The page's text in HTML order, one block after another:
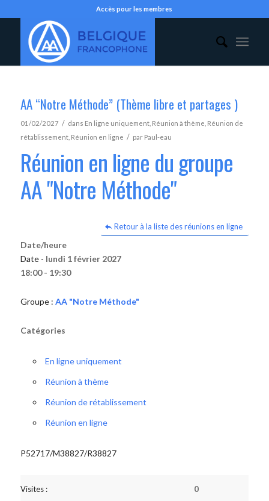
Accès pour les membres
AA “Notre Méthode” (Thème libre et partages )
01/02/2027 / dans En ligne uniquement, Réunion à thème Réunion de
rétablissement, Réunion en ligne / par Paul-eau
Réunion en ligne du groupe
AA "Notre Méthode"
Retour à la liste des réunions en ligne
Date/heure
Date - lundi 1 février 2027
18:00 - 19:30
Groupe : AA "Notre Méthode"
Catégories
En ligne uniquement
Réunion à thème
Réunion de rétablissement
Réunion en ligne
P52717/M38827/R38827
Visites : 0